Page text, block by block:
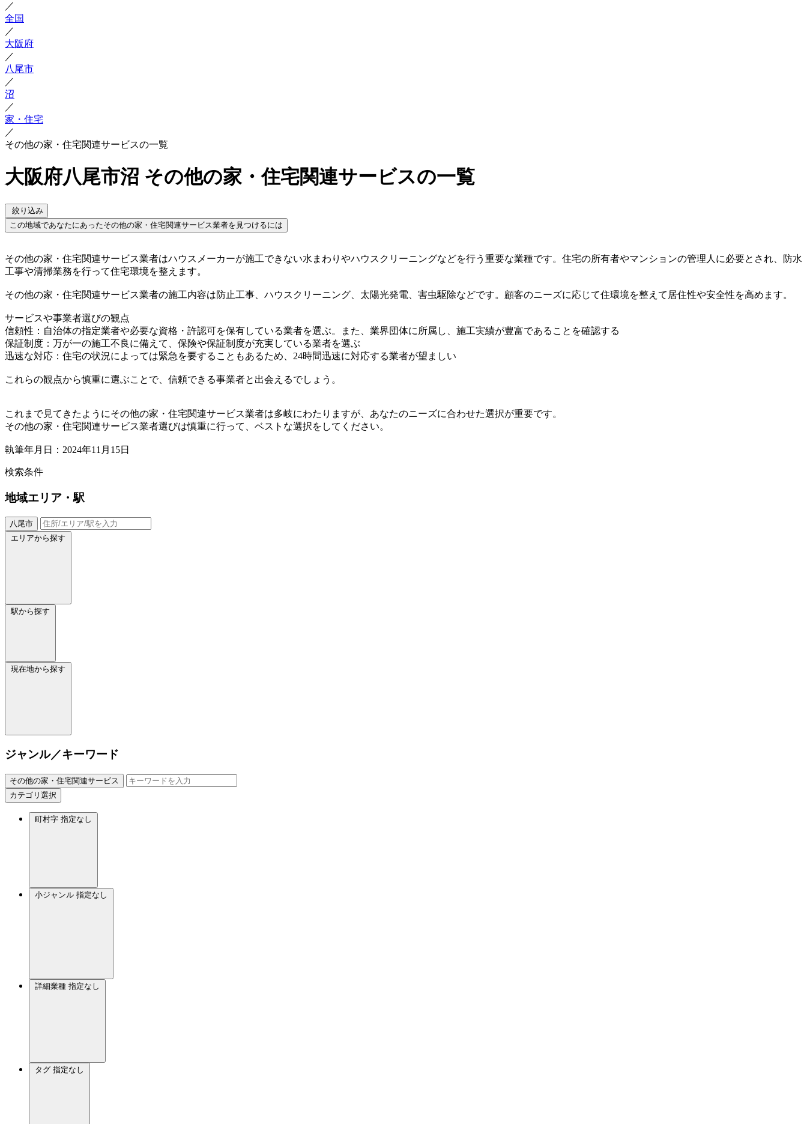
／
全国
／
大阪府
／
八尾市
／
沼
／
家・住宅
／
その他の家・住宅関連サービスの一覧
大阪府八尾市沼 その他の家・住宅関連サービスの一覧
絞り込み
この地域であなたにあったその他の家・住宅関連サービス業者を見つけるには
その他の家・住宅関連サービス業者はハウスメーカーが施工できない水まわりやハウスクリーニングなどを行う重要な業種です。住宅の所有者やマンションの管理人に必要とされ、防水
工事や清掃業務を行って住宅環境を整えます。
その他の家・住宅関連サービス業者の施工内容は防止工事、ハウスクリーニング、太陽光発電、害虫駆除などです。顧客のニーズに応じて住環境を整えて居住性や安全性を高めます。
サービスや事業者選びの観点
信頼性：自治体の指定業者や必要な資格・許認可を保有している業者を選ぶ。また、業界団体に所属し、施工実績が豊富であることを確認する
保証制度：万が一の施工不良に備えて、保険や保証制度が充実している業者を選ぶ
迅速な対応：住宅の状況によっては緊急を要することもあるため、24時間迅速に対応する業者が望ましい
これらの観点から慎重に選ぶことで、信頼できる事業者と出会えるでしょう。
これまで見てきたようにその他の家・住宅関連サービス業者は多岐にわたりますが、あなたのニーズに合わせた選択が重要です。
その他の家・住宅関連サービス業者選びは慎重に行って、ベストな選択をしてください。
執筆年月日：2024年11月15日
検索条件
地域エリア・駅
八尾市
エリアから探す
駅から探す
現在地から探す
ジャンル／キーワード
その他の家・住宅関連サービス
カテゴリ選択
町村字 指定なし
小ジャンル 指定なし
詳細業種 指定なし
タグ 指定なし